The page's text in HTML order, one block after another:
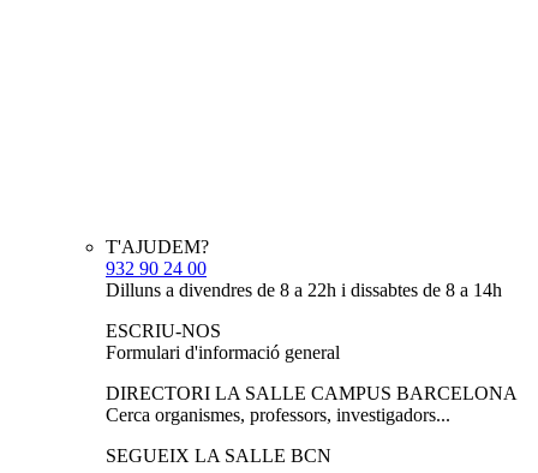
T'AJUDEM?
932 90 24 00
Dilluns a divendres de 8 a 22h i dissabtes de 8 a 14h
ESCRIU-NOS
Formulari d'informació general
DIRECTORI LA SALLE CAMPUS BARCELONA
Cerca organismes, professors, investigadors...
SEGUEIX LA SALLE BCN